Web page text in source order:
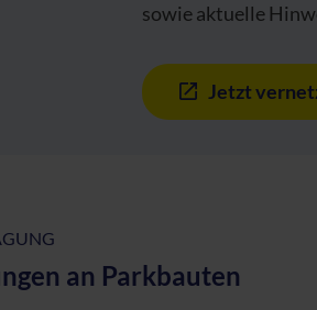
sowie aktuelle
Jetzt
an Parkbauten